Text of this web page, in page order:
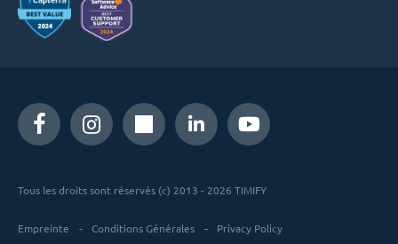
Tous les droits sont réservés (c) 2013 - 2026 TIMIFY
Empreinte Conditions Générales Privacy Policy